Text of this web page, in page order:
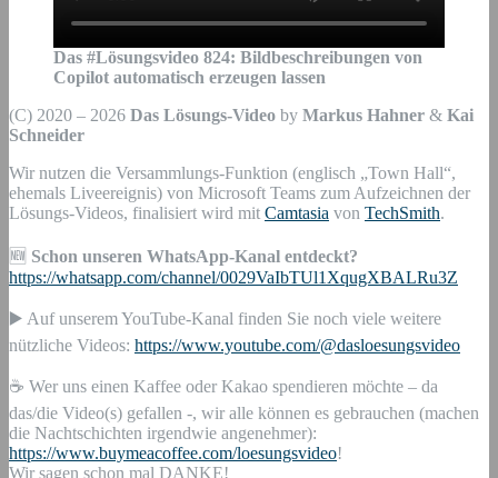
Das #Lösungsvideo 824: Bildbeschreibungen von
Copilot automatisch erzeugen lassen
(C) 2020 – 2026 Das Lösungs-Video by Markus Hahner & Kai
Schneider
Wir nutzen die Versammlungs-Funktion (englisch „Town Hall“,
ehemals Liveereignis) von Microsoft Teams zum Aufzeichnen der
Lösungs-Videos, finalisiert wird mit Camtasia von TechSmith.
🆕 Schon unseren WhatsApp-Kanal entdeckt?
https://whatsapp.com/channel/0029VaIbTUl1XqugXBALRu3Z
▶️ Auf unserem YouTube-Kanal finden Sie noch viele weitere
nützliche Videos: https://www.youtube.com/@dasloesungsvideo
☕ Wer uns einen Kaffee oder Kakao spendieren möchte – da
das/die Video(s) gefallen -, wir alle können es gebrauchen (machen
die Nachtschichten irgendwie angenehmer):
https://www.buymeacoffee.com/loesungsvideo!
Wir sagen schon mal DANKE!